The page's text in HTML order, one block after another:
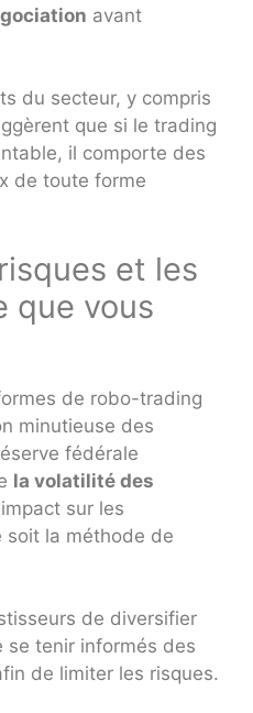
avant
du secteur, y compris
que si le trading
il comporte des
de toute forme
et les
que vous
de robo-trading
minutieuse des
fédérale
la volatilité des
sur les
soit la méthode de
de diversifier
tenir informés des
de limiter les risques.